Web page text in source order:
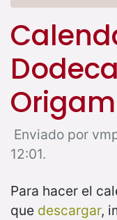
Enviado por
12:01.
Para hacer el
que descargar,